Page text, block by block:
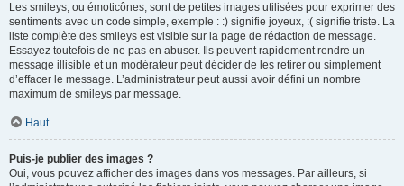
Les smileys, ou émoticônes, sont de petites images utilisées pour exprimer des
sentiments avec un code simple, exemple : :) signifie joyeux, :( signifie triste. La
liste complète des smileys est visible sur la page de rédaction de message.
Essayez toutefois de ne pas en abuser. Ils peuvent rapidement rendre un
message illisible et un modérateur peut décider de les retirer ou simplement
d’effacer le message. L’administrateur peut aussi avoir défini un nombre
maximum de smileys par message.
Haut
Puis-je publier des images ?
Oui, vous pouvez afficher des images dans vos messages. Par ailleurs, si